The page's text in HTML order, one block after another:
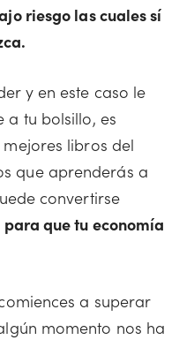
riesgo las cuales sí
y en este caso le
a tu bolsillo, es
libros del
que aprenderás a
convertirse
que tu economía
a superar
momento nos ha